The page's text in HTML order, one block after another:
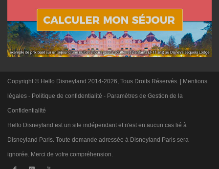
Copyright © Hello Disneyland 2014-2026, Tous Droits Réservés. | Mentions
légales - Politique de confidentialité - Paramètres de Gestion de la
Confidentialité
Hello Disneyland est un site indépendant et n'est en aucun cas lié à
Disneyland Paris. Toute demande adressée à Disneyland Paris sera
ignorée. Merci de votre compréhension.